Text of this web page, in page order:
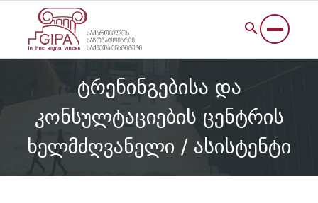
ტრენინგებისა და
კონსულტაციების ცენტრის
ხელმძღვანელი / ასისტენტი